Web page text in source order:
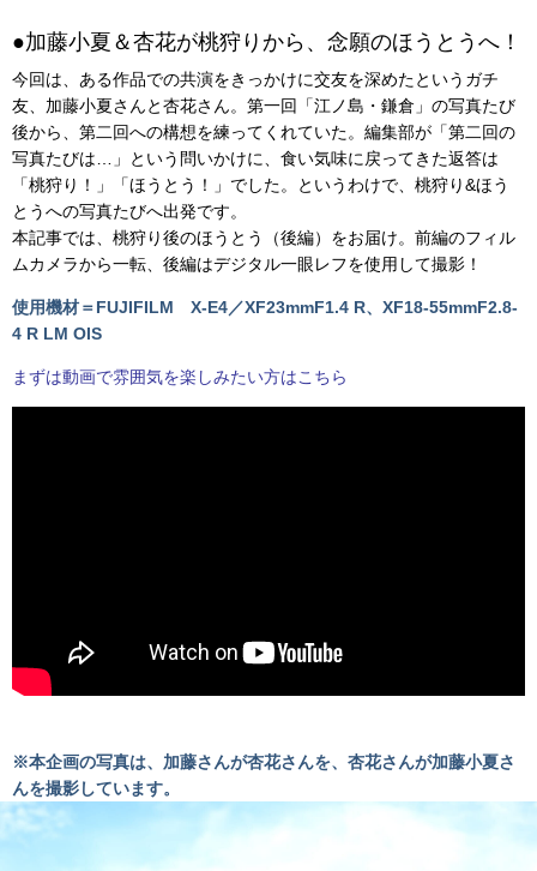
●加藤小夏＆杏花が桃狩りから、念願のほうとうへ！
今回は、ある作品での共演をきっかけに交友を深めたというガチ
友、加藤小夏さんと杏花さん。第一回「江ノ島・鎌倉」の写真たび
後から、第二回への構想を練ってくれていた。編集部が「第二回の
写真たびは
」という問いかけに、食い気味に戻ってきた返答は
「桃狩り！」「ほうとう！」でした。というわけで、桃狩り&ほう
とうへの写真たびへ出発です。
本記事では、桃狩り後のほうとう（後編）をお届け。前編のフィル
ムカメラから一転、後編はデジタル一眼レフを使用して撮影！
使用機材＝FUJIFILM X-E4／XF23mmF1.4 R、XF18-55mmF2.8-
4 R LM OIS
まずは動画で雰囲気を楽しみたい方はこちら
※本企画の写真は、加藤さんが杏花さんを、杏花さんが加藤小夏さ
んを撮影しています。